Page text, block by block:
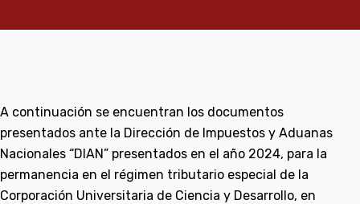
A continuación se encuentran los documentos
presentados ante la Dirección de Impuestos y Aduanas
Nacionales “DIAN” presentados en el año 2024, para la
permanencia en el régimen tributario especial de la
Corporación Universitaria de Ciencia y Desarrollo, en